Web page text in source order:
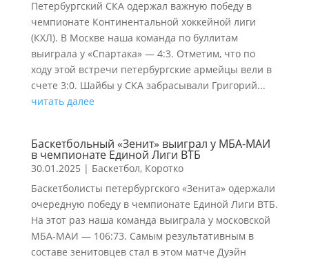
Петербургский СКА одержал важную победу в
чемпионате Континентальной хоккейной лиги
(КХЛ). В Москве наша команда по буллитам
выиграла у «Спартака» — 4:3. Отметим, что по
ходу этой встречи петербургские армейцы вели в
счете 3:0. Шайбы у СКА забрасывали Григорий...
читать далее
Баскетбольный «Зенит» выиграл у МБА-МАИ
в чемпионате Единой Лиги ВТБ
30.01.2025 | Баскетбол, Коротко
Баскетболисты петербургского «Зенита» одержали
очередную победу в чемпионате Единой Лиги ВТБ.
На этот раз наша команда выиграла у московской
МБА-МАИ — 106:73. Самым результативным в
составе зенитовцев стал в этом матче Дуэйн